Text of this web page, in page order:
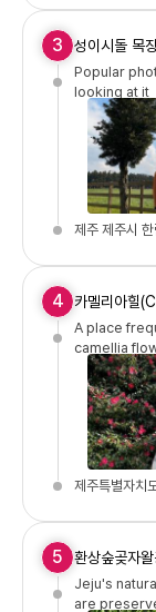
3 성이시돌
Popular
looking at it
제주 제주시
4 카멜리아힐
A place
camellia
제주특별자치
5 환상숲곶자
Jeju's
are